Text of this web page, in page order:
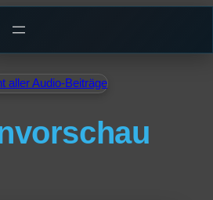
aller Audio-Beiträge